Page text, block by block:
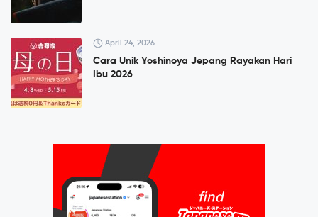
April 24, 2026
Cara Unik Yoshinoya Jepang Rayakan Hari
Ibu 2026